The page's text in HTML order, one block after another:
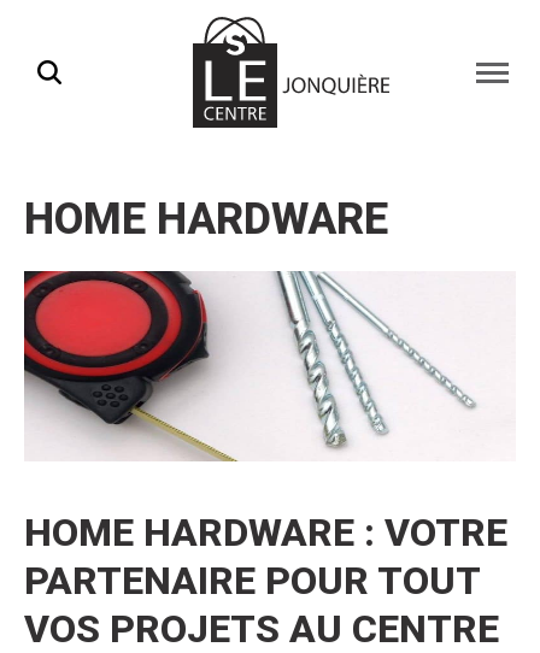
la
HOME HARDWARE
HOME HARDWARE : VOTRE
PARTENAIRE POUR TOUT
VOS PROJETS AU CENTRE